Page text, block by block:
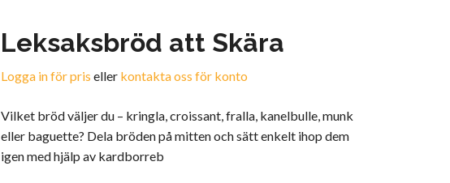
Leksaksbröd att Skära
Logga in för pris eller kontakta oss för konto
Vilket bröd väljer du – kringla, croissant, fralla, kanelbulle, munk
eller baguette? Dela bröden på mitten och sätt enkelt ihop dem
igen med hjälp av kardborreb